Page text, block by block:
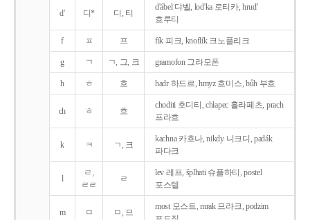
d' 디* 디, 티
d'ábel 댜벨, lod'ka 로티카, hrud'
흐루티
f ㅍ 프 fík 피크, knoflík 크노플리크
g ㄱ ㄱ, 그, 크 gramofon 그라모폰
h ㅎ 흐 hadr 하드르, hmyz 흐미스, bůh 부흐
ch ㅎ 흐
choditi 호디티, chlapec 흘라페츠, prach
프라흐
k ㅋ ㄱ, 크
kachna 카흐나, nikdy 니크디, padák
파다크
l
ㄹ,
ㄹㄹ
ㄹ
lev 레프, šplhati 슈플하티, postel
포스텔
m ㅁ ㅁ, 므
most 모스트, mrak 므라크, podzim